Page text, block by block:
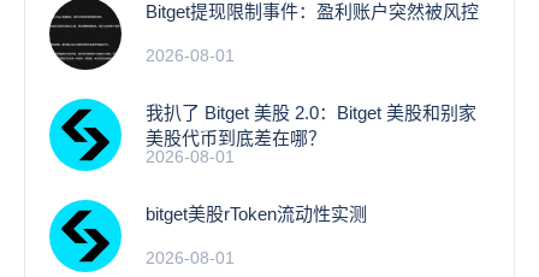
Bitget提现限制事件：盈利账户突然被风控
2026-08-01
我扒了 Bitget 美股 2.0：Bitget 美股和别家
美股代币到底差在哪？
2026-08-01
bitget美股rToken流动性实测
2026-08-01